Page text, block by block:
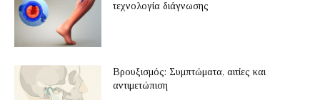
τεχνολογία διάγνωσης
Βρουξισμός: Συμπτώματα, αιτίες και
αντιμετώπιση